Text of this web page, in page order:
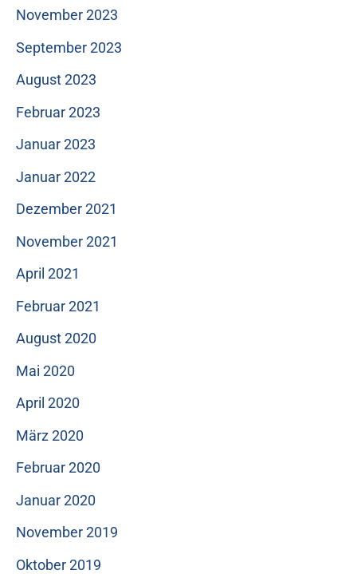
November 2023
September 2023
August 2023
Februar 2023
Januar 2023
Januar 2022
Dezember 2021
November 2021
April 2021
Februar 2021
August 2020
Mai 2020
April 2020
März 2020
Februar 2020
Januar 2020
November 2019
Oktober 2019